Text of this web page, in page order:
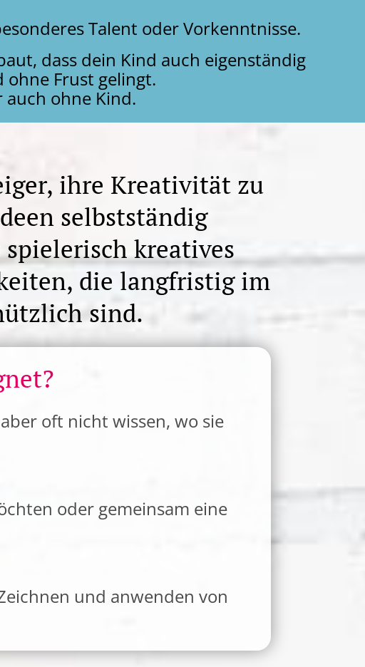
Talent oder Vorkenntnisse.
dass dein Kind auch eigenständig
Frust gelingt.
ohne Kind.
ihre Kreativität zu
selbstständig
kreatives
die langfristig im
sind.
oft nicht wissen, wo sie
oder gemeinsam eine
und anwenden von